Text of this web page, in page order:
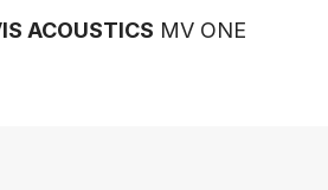
ACOUSTICS MV ONE